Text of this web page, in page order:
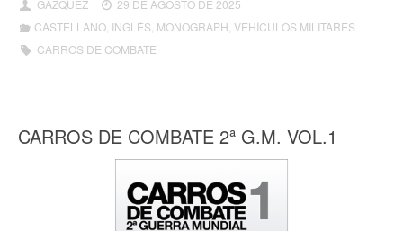
GAZQUEZ
29 DE AGOSTO DE 2025
CASTELLANO, INGLÉS MONOGRAPH VEHÍCULOS MILITARES
CARROS DE COMBATE
CARROS DE COMBATE 2ª G.M. VOL.1